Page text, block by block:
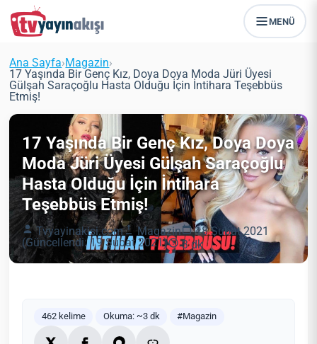
MENÜ
Ana Sayfa›Magazin›
17 Yaşında Bir Genç Kız, Doya Doya Moda Jüri Üyesi
Gülşah Saraçoğlu Hasta Olduğu İçin İntihara Teşebbüs
Etmiş!
17 Yaşında Bir Genç Kız, Doya Doya
Moda Jüri Üyesi Gülşah Saraçoğlu
Hasta Olduğu İçin İntihara
Teşebbüs Etmiş!
Tvyayinakisi.com Magazin
18 Şubat 2021
(Güncellendi: 19 Şubat 2021)
3 dk
462 kelime Okuma: ~3 dk #Magazin